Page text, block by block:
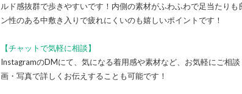
ルド感抜群で歩きやすいです！内側の素材がふわふわで足当たりも
ン性のある中敷き入りで疲れにくいのも嬉しいポイントです！
【チャットで気軽に相談】
InstagramのDMにて、気になる着用感や素材など、お気軽にご相談
画・写真で詳しくお伝えすることも可能です！